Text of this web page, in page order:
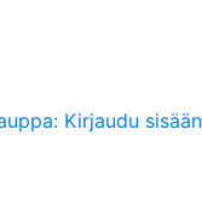
Kirjaudu sisään